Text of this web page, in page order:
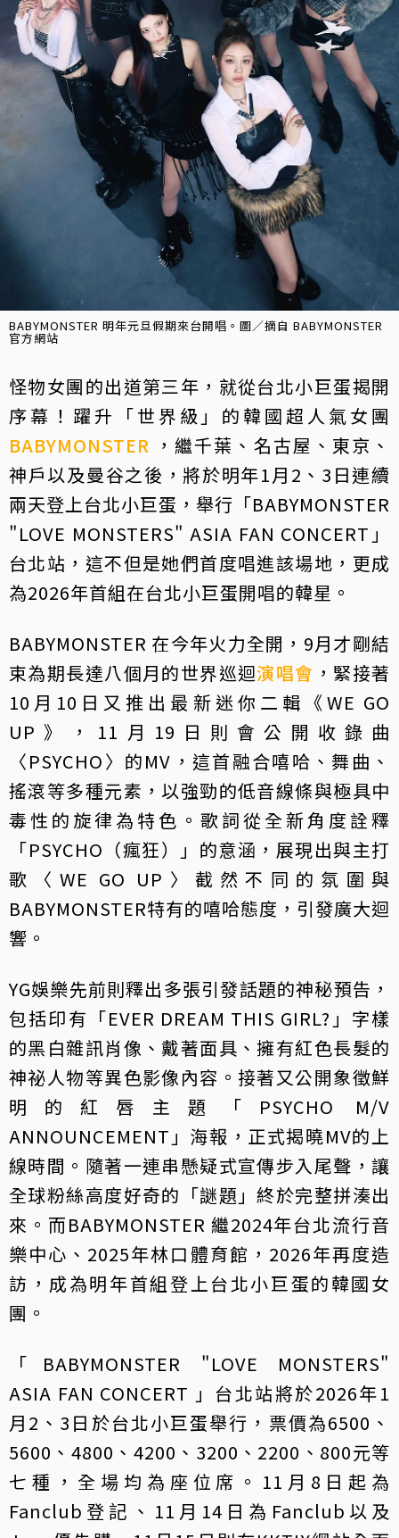
BABYMONSTER 明年元旦假期來台開唱。圖／摘自 BABYMONSTER
官方網站
怪物女團的出道第三年，就從台北小巨蛋揭開
序幕！躍升「世界級」的韓國超人氣女團
BABYMONSTER ，繼千葉、名古屋、東京、
神戶以及曼谷之後，將於明年1月2、3日連續
兩天登上台北小巨蛋，舉行「BABYMONSTER
"LOVE MONSTERS" ASIA FAN CONCERT」
台北站，這不但是她們首度唱進該場地，更成
為2026年首組在台北小巨蛋開唱的韓星。
BABYMONSTER 在今年火力全開，9月才剛結
束為期長達八個月的世界巡迴演唱會 ，緊接著
10月10日又推出最新迷你二輯《WE GO
UP》，11月19日則會公開收錄曲
〈PSYCHO〉的MV，這首融合嘻哈、舞曲、
搖滾等多種元素，以強勁的低音線條與極具中
毒性的旋律為特色。歌詞從全新角度詮釋
「PSYCHO（瘋狂）」的意涵，展現出與主打
歌〈WE GO UP〉截然不同的氛圍與
BABYMONSTER特有的嘻哈態度，引發廣大迴
響。
YG娛樂先前則釋出多張引發話題的神秘預告，
包括印有「EVER DREAM THIS GIRL?」字樣
的黑白雜訊肖像、戴著面具、擁有紅色長髮的
神祕人物等異色影像內容。接著又公開象徵鮮
明的紅唇主題「PSYCHO M/V
ANNOUNCEMENT」海報，正式揭曉MV的上
線時間。隨著一連串懸疑式宣傳步入尾聲，讓
全球粉絲高度好奇的「謎題」終於完整拼湊出
來。而BABYMONSTER 繼2024年台北流行音
樂中心、2025年林口體育館，2026年再度造
訪，成為明年首組登上台北小巨蛋的韓國女
團。
「BABYMONSTER "LOVE MONSTERS"
ASIA FAN CONCERT 」台北站將於2026年1
月2、3日於台北小巨蛋舉行，票價為6500、
5600、4800、4200、3200、2200、800元等
七種，全場均為座位席。11月8日起為
Fanclub登記、11月14日為Fanclub以及